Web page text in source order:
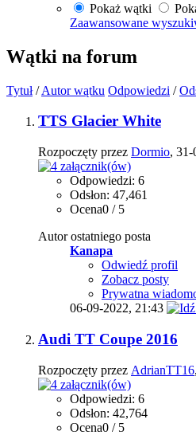
Pokaż wątki
Zaawansowane
Wątki na forum
Tytuł/Autor wątku Odpowiedzi /
TTS Glacier White
Rozpoczęty przez Dormio, 31-
Odpowiedzi: 6
Odsłon: 47,461
Ocena0 / 5
Autor ostatniego posta
Kanapa
Odwiedź profil
Zobacz posty
Prywatna
06-09-2022, 21:43
Audi TT Coupe 2016
Rozpoczęty przez AdrianTT16
Odpowiedzi: 6
Odsłon: 42,764
Ocena0 / 5